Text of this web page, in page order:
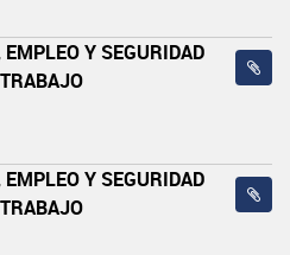
Y SEGURIDAD
Y SEGURIDAD